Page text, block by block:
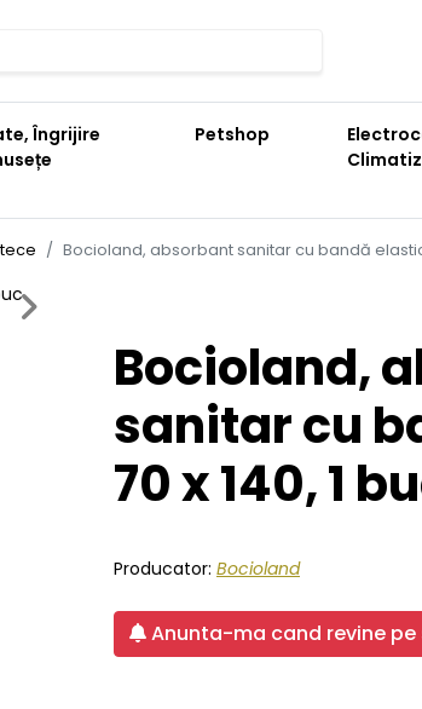
Îngrijire
Petshop
Bocioland, absorbant sanitar cu bandă
Next
Bocioland,
sanitar cu
70 x 140, 1
Producator: Bocioland
Anunta-ma cand revine